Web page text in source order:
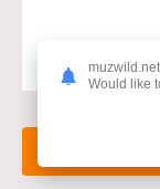
muzwild.net
Would like